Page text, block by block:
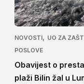
NOVOSTI, UO ZA
POSLOVE
Obavijest o
plaži Bilin žal u